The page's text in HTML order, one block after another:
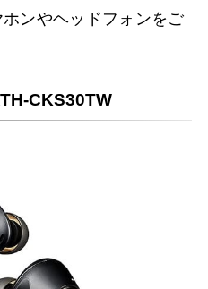
ンやヘッドフォンをご
CKS30TW